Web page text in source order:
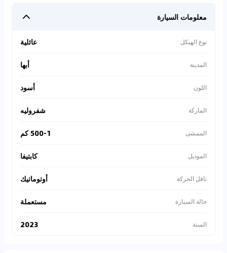
معلومات السيارة
نوع الهيكل عائلية
المدينة أبها
اللون أسود
الماركة شفروليه
الممشى 500-1 كم
الموديل كابتيفا
ناقل الحركة أوتوماتيك
حالة السيارة مستعملة
السنة 2023